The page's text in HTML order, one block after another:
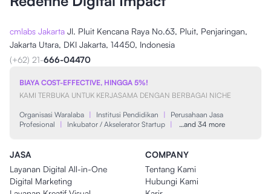
cmlabs Jakarta Jl. Pluit Kencana Raya No.63, Pluit, Penjaringan,
Jakarta Utara, DKI Jakarta, 14450, Indonesia
(+62) 21-666-04470
BIAYA COST-EFFECTIVE, HINGGA 5%!
KAMI TERBUKA UNTUK KERJASAMA DENGAN BERBAGAI NICHE
Organisasi Waralaba | Institusi Pendidikan |
Perusahaan Jasa
Profesional
| Inkubator / Akselerator Startup | …and 34 more
JASA
Layanan Digital All-in-One
Digital Marketing
COMPANY
Tentang Kami
Hubungi Kami